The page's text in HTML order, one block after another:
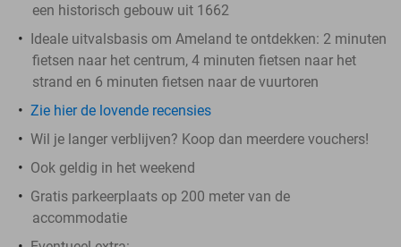
een historisch gebouw uit 1662
Ideale uitvalsbasis om Ameland te ontdekken: 2 minuten
fietsen naar het centrum, 4 minuten fietsen naar het
strand en 6 minuten fietsen naar de vuurtoren
Zie hier de lovende recensies
Wil je langer verblijven? Koop dan meerdere vouchers!
Ook geldig in het weekend
Gratis parkeerplaats op 200 meter van de
accommodatie